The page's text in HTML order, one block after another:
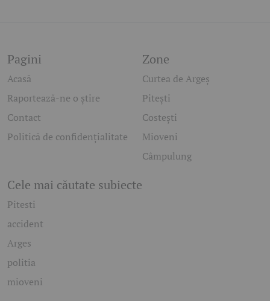
Pagini
Acasă
Raportează-ne o știre
Contact
Politică de confidențialitate
Zone
Curtea de Argeș
Pitești
Costești
Mioveni
Câmpulung
Cele mai căutate subiecte
Pitesti
accident
Arges
politia
mioveni